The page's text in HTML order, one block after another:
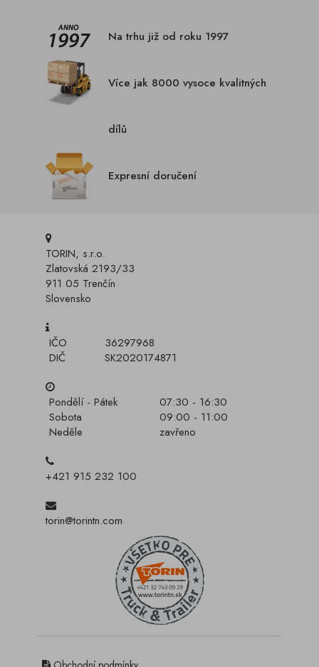
Na trhu již od roku 1997
Více jak 8000 vysoce kvalitných
dílů
Expresní doručení
TORIN, s.r.o.
Zlatovská 2193/33
911 05 Trenčín
Slovensko
IČO
36297968
DIČ
SK2020174871
Pondělí - Pátek
07:30 - 16:30
Sobota
09:00 - 11:00
Neděle
zavřeno
+421 915 232 100
torin@torintn.com